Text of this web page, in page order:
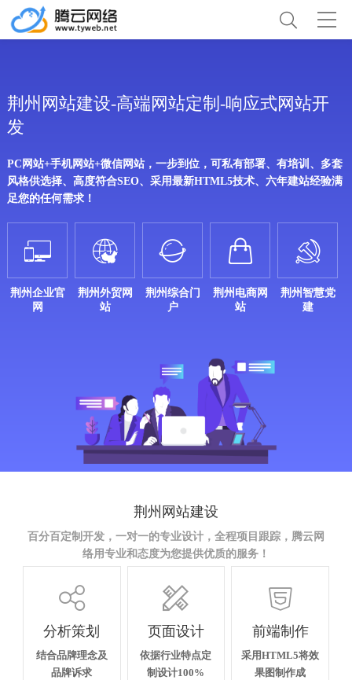
荆州网站建设-高端网站定制-响应式网站开
发
PC网站+手机网站+微信网站，一步到位，可私有部署、有培训、多套
风格供选择、高度符合SEO、采用最新HTML5技术、六年建站经验满
足您的任何需求！

荆州企业官
网

荆州外贸网
站

荆州综合门
户

荆州电商网
站

荆州智慧党
建
荆州网站建设
百分百定制开发，一对一的专业设计，全程项目跟踪，腾云网
络用专业和态度为您提供优质的服务！

分析策划
结合品牌理念及
品牌诉求

页面设计
依据行业特点定
制设计100%

前端制作
采用HTML5将效
果图制作成